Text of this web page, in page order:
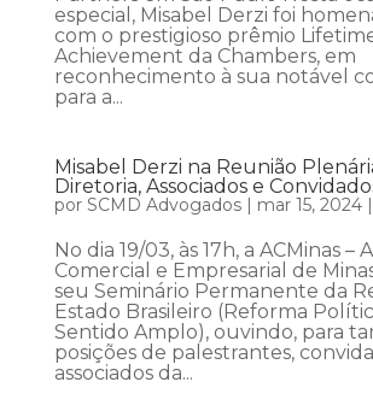
especial, Misabel Derzi foi
com o prestigioso prêmio
Achievement da Chambers, em
reconhecimento à sua notável
para a...
Misabel Derzi na Reunião
Diretoria, Associados e
por SCMD Advogados| mar 15, 2024|
No dia 19/03, às 17h, a ACMinas –
Comercial e Empresarial de
seu Seminário Permanente da
Estado Brasileiro (Reforma
Sentido Amplo), ouvindo, para
posições de palestrantes,
associados da...